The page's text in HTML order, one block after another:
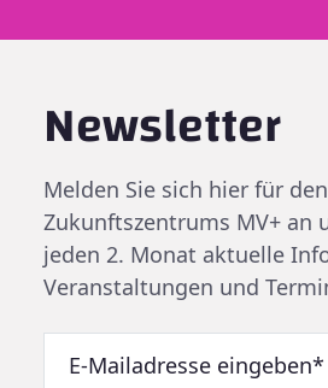
Newsletter
Melden Sie sich hier für
Zukunftszentrums MV+ an
jeden 2. Monat aktuelle
Veranstaltungen und